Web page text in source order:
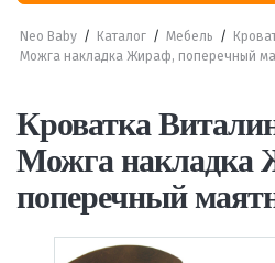
Neo Baby / Каталог / Мебель /
Можга накладка Жираф, поперечный
Кроватка
Можга накладка
поперечный